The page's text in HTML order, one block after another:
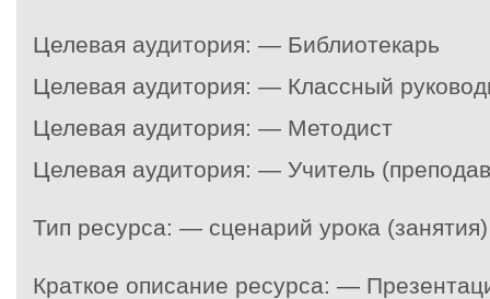
Целевая аудитория: — Библиотекарь
Целевая аудитория: — Классный
Целевая аудитория: — Методист
Целевая аудитория: — Учитель
Тип ресурса: — сценарий урока (занятия)
Краткое описание ресурса: —